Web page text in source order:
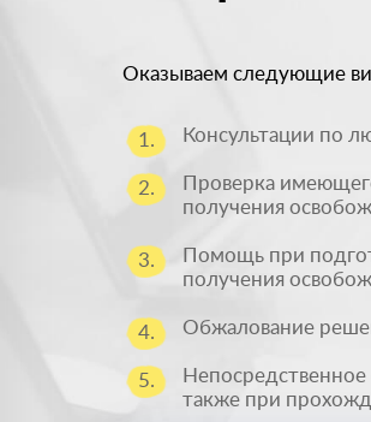
Оказываем следующие
1. Консультации по
2.
Проверка
получения
3.
Помощь при
получения
4. Обжалование
5.
также при